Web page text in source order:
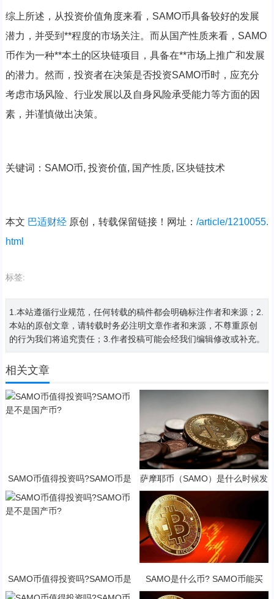
综上所述，从投资价值角度来看，SAMO币具备较好的发展
潜力，并受到**程度的市场关注。而从国产性质来看，SAMO
币作为一种**本土的区块链项目，具备在**市场上推广和发展
的潜力。然而，投资者在决策是否投资SAMO币时，应充分
考虑市场风险、行业发展以及自身风险承受能力等方面的因
素，并谨慎做出决策。
关键词：SAMO币, 投资价值, 国产性质, 区块链技术
本文 巴适财经原创，转载保留链接！网址： /article/1210055.
html
标签:
1.本站遵循行业规范，任何转载的稿件都会明确标注作者和来源；2.
本站的原创文章，请转载时务必注明文章作者和来源，不尊重原创
的行为我们将追究责任；3.作者投稿可能会经我们编辑修改或补充。
相关文章
SAMO币值得投资吗?SAMO币是
萨摩耶币（SAMO）是什么时候发
行的？SAMO币可以做什么？
SAMO币值得投资吗?SAMO币是
SAMO是什么币? SAMO币能买
吗?·